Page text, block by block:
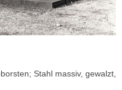
Stahl massiv, gewalzt,